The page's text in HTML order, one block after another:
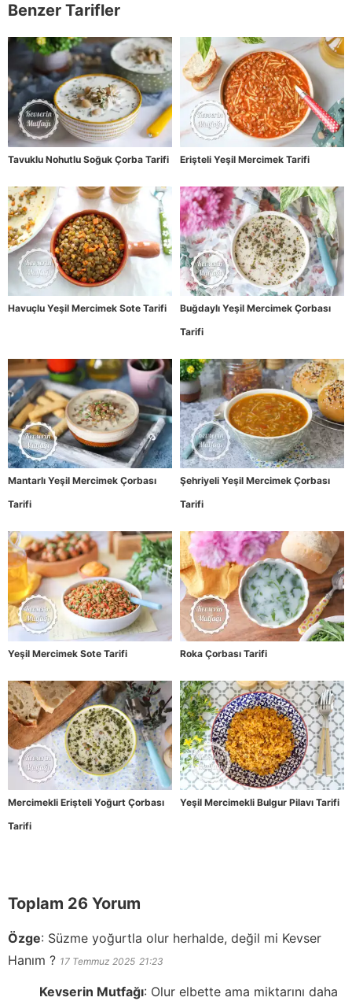
Benzer Tarifler
Tavuklu Nohutlu Soğuk Çorba Tarifi Erişteli Yeşil Mercimek Tarifi
Havuçlu Yeşil Mercimek Sote Tarifi
Buğdaylı Yeşil Mercimek Çorbası
Tarifi
Mantarlı Yeşil Mercimek Çorbası
Tarifi
Şehriyeli Yeşil Mercimek Çorbası
Tarifi
Yeşil Mercimek Sote Tarifi Roka Çorbası Tarifi
Mercimekli Erişteli Yoğurt Çorbası
Tarifi
Yeşil Mercimekli Bulgur Pilavı Tarifi
Toplam 26 Yorum
Özge: Süzme yoğurtla olur herhalde, değil mi Kevser
Hanım ? 17 Temmuz 2025 21:23
Kevserin Mutfağı: Olur elbette ama miktarını daha